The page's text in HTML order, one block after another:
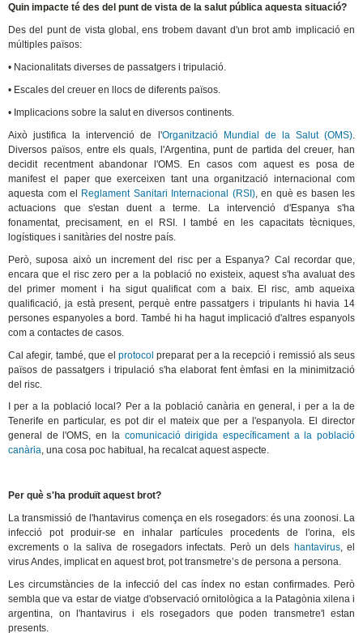
Quin impacte té des del punt de vista de la salut pública aquesta situació?
Des del punt de vista global, ens trobem davant d'un brot amb implicació en
múltiples països:
• Nacionalitats diverses de passatgers i tripulació.
• Escales del creuer en llocs de diferents països.
• Implicacions sobre la salut en diversos continents.
Això justifica la intervenció de l'Organització Mundial de la Salut (OMS)
Diversos països, entre els quals, l'Argentina, punt de partida del creuer, han
decidit recentment abandonar l'OMS. En casos com aquest es posa de
manifest el paper que exerceixen tant una organització internacional com
aquesta com el Reglament Sanitari Internacional (RSI), en què es basen les
actuacions que s'estan duent a terme. La intervenció d'Espanya s'ha
fonamentat, precisament, en el RSI. I també en les capacitats tècniques,
logístiques i sanitàries del nostre país.
Però, suposa això un increment del risc per a Espanya? Cal recordar que,
encara que el risc zero per a la població no existeix, aquest s'ha avaluat des
del primer moment i ha sigut qualificat com a baix. El risc, amb aqueixa
qualificació, ja està present, perquè entre passatgers i tripulants hi havia 14
persones espanyoles a bord. També hi ha hagut implicació d'altres espanyols
com a contactes de casos.
Cal afegir, també, que elprotocol preparat per a la recepció i remissió als seus
països de passatgers i tripulació s'ha elaborat fent èmfasi en la minimització
del risc.
I per a la població local? Per a la població canària en general, i per a la de
Tenerife en particular, es pot dir el mateix que per a l'espanyola. El director
general de l'OMS, en la comunicació dirigida específicament a la població
canària, una cosa poc habitual, ha recalcat aquest aspecte.
Per què s'ha produït aquest brot?
La transmissió de l'hantavirus comença en els rosegadors: és una zoonosi. La
infecció pot produir-se en inhalar partícules procedents de l'orina, els
excrements o la saliva de rosegadors infectats. Però un dels hantavirus, el
virus Andes, implicat en aquest brot, pot transmetre’s de persona a persona.
Les circumstàncies de la infecció del cas índex no estan confirmades. Però
sembla que va estar de viatge d'observació ornitològica a la Patagònia xilena i
argentina, on l'hantavirus i els rosegadors que poden transmetre'l estan
presents.